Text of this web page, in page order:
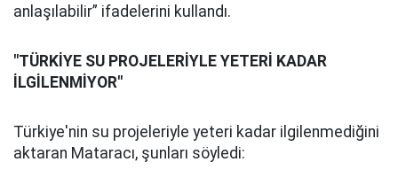
anlaşılabilir” ifadelerini kullandı.
"TÜRKİYE SU PROJELERİYLE YETERİ KADAR
İLGİLENMİYOR"
Türkiye'nin su projeleriyle yeteri kadar ilgilenmediğini
aktaran Mataracı, şunları söyledi: